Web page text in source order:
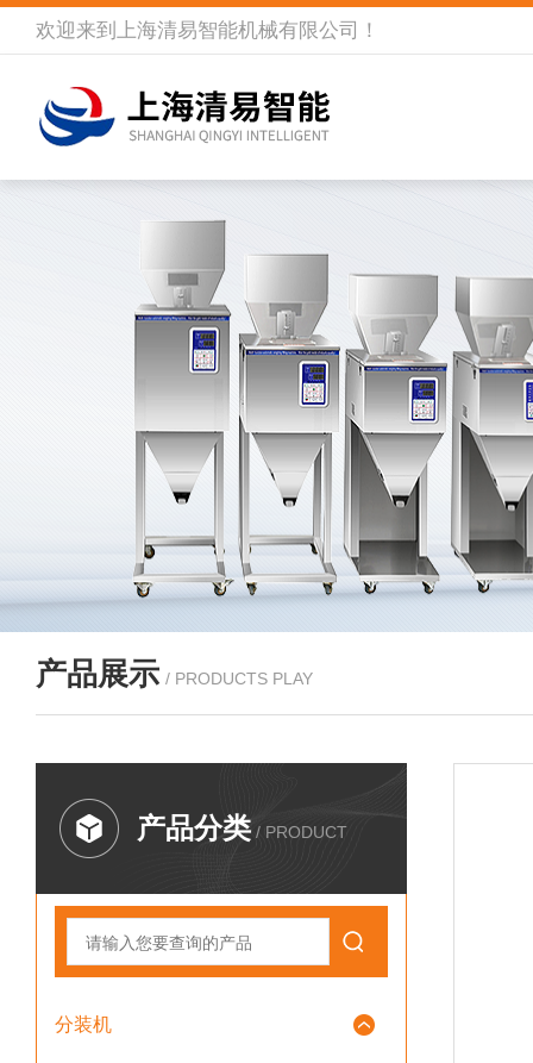
欢迎来到 上海清易智能机械有限公司 ！
产品展示 / PRODUCTS PLAY
产品分类 / PRODUCT
分装机